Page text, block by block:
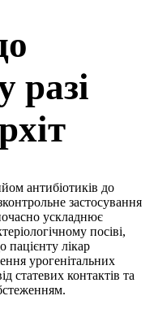
разі
антибіотиків до
застосування
ускладнює
посіві,
пацієнту лікар
урогенітальних
статевих контактів та